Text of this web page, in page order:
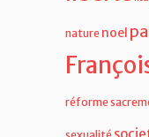
liberté